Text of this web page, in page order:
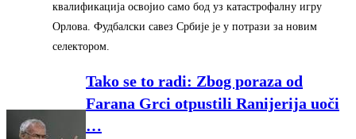
квалификација освојио само бод уз катастрофалну игру
Орлова. Фудбалски савез Србије је у потрази за новим
селектором.
Tako se to radi: Zbog poraza od
Farana Grci otpustili Ranijerija uoči
…